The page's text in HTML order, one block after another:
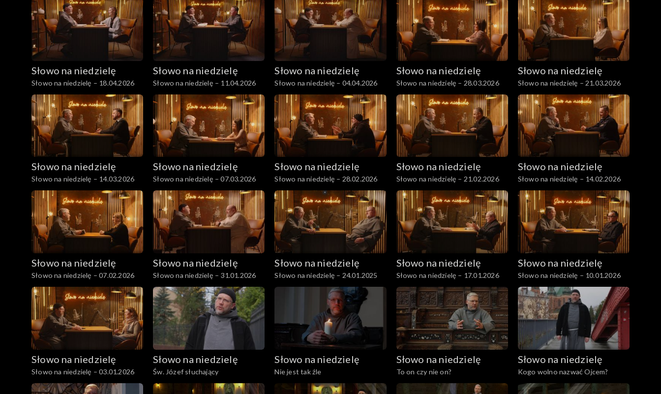
Słowo na niedzielę
Słowo na niedzielę – 18.04.2026
Słowo na niedzielę
Słowo na niedzielę – 11.04.2026
Słowo na niedzielę
Słowo na niedzielę – 04.04.2026
Słowo na niedzielę
Słowo na niedzielę – 28.03.2026
Słowo na niedzielę
Słowo na niedzielę – 21.03.2026
Słowo na niedzielę
Słowo na niedzielę – 14.03.2026
Słowo na niedzielę
Słowo na niedzielę – 07.03.2026
Słowo na niedzielę
Słowo na niedzielę – 28.02.2026
Słowo na niedzielę
Słowo na niedzielę – 21.02.2026
Słowo na niedzielę
Słowo na niedzielę – 14.02.2026
Słowo na niedzielę
Słowo na niedzielę – 07.02.2026
Słowo na niedzielę
Słowo na niedzielę – 31.01.2026
Słowo na niedzielę
Słowo na niedzielę – 24.01.2025
Słowo na niedzielę
Słowo na niedzielę – 17.01.2026
Słowo na niedzielę
Słowo na niedzielę – 10.01.2026
Słowo na niedzielę
Słowo na niedzielę – 03.01.2026
Słowo na niedzielę
Św. Józef słuchający
Słowo na niedzielę
Nie jest tak źle
Słowo na niedzielę
To on czy nie on?
Słowo na niedzielę
Kogo wolno nazwać Ojcem?